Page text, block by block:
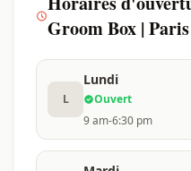
Groom Box |
L
Lundi
Ouvert
9 am-6:30 pm